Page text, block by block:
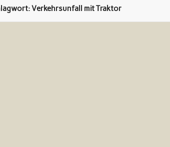
Verkehrsunfall mit Traktor